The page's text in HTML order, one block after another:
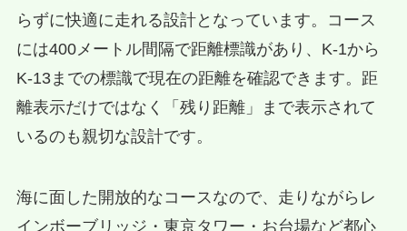
らずに快適に走れる設計となっています。コース
には400メートル間隔で距離標識があり、K-1から
K-13までの標識で現在の距離を確認できます。距
離表示だけではなく「残り距離」まで表示されて
いるのも親切な設計です。
海に面した開放的なコースなので、走りながらレ
インボーブリッジ・東京タワー・お台場など都心